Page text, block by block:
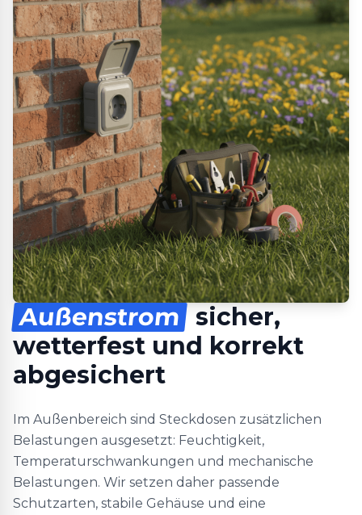
Außenstrom sicher,
wetterfest und korrekt
abgesichert
Im Außenbereich sind Steckdosen zusätzlichen
Belastungen ausgesetzt: Feuchtigkeit,
Temperaturschwankungen und mechanische
Belastungen. Wir setzen daher passende
Schutzarten, stabile Gehäuse und eine